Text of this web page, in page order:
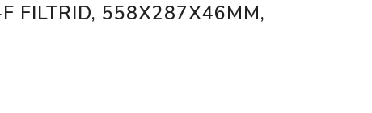
FILTRID, 558X287X46MM,